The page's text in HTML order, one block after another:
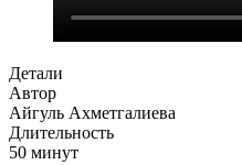
Детали
Автор
Айгуль Ахметгалиева
Длительность
50 минут